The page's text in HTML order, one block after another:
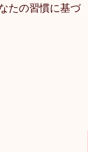
たの習慣に基づ